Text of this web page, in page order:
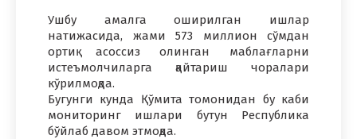
Ушбу амалга оширилган ишлар
натижасида, жами 573 миллион сўмдан
ортиқ асоссиз олинган маблағларни
истеъмолчиларга қайтариш чоралари
кўрилмоқда.
Бугунги кунда Қўмита томонидан бу каби
мониторинг ишлари бутун Республика
бўйлаб давом этмоқда.